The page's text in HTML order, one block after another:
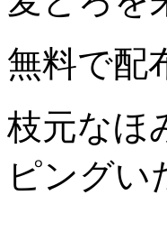
無料で配
枝元なほ
ピングい